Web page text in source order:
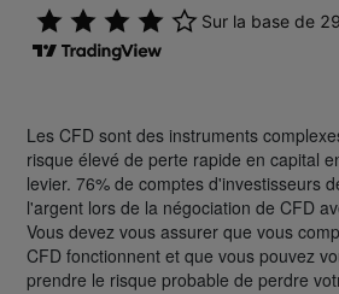
Les CFD sont des instruments
risque élevé de perte rapide en capital
levier. 76% de comptes d'investisseurs
l'argent lors de la négociation de CFD
Vous devez vous assurer que vous
CFD fonctionnent et que vous pouvez
prendre le risque probable de perdre